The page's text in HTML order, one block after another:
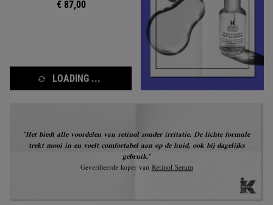
€ 87,00
LOADING ...
"Het biedt alle voordelen van retinol zonder irritatie. De lichte formule
trekt mooi in en voelt comfortabel aan op de huid, ook bij dagelijks
gebruik."
Geverifieerde koper vanRetinol Serum